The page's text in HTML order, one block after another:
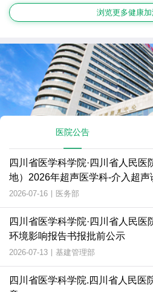
浏览更多健康
医院公告
四川省医学科学院·四川省人民
地）2026年超声医学科-介入超
生简章
2026-07-16 | 医务部
四川省医学科学院·四川省人民医
环境影响报告书报批前公示
2026-07-13 | 基建管理部
四川省医学科学院.四川省人民医